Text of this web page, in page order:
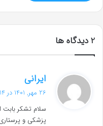
‫2 دیدگاه ها
ایرانی
ف
:
26 مهر, 1401 در 04:14
سلام تشکر
پزشکی و